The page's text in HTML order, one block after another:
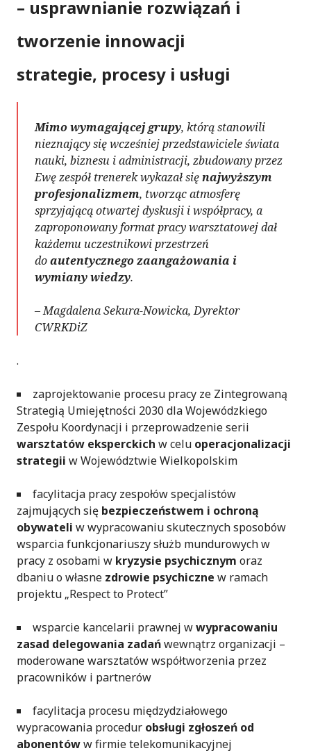
– usprawnianie rozwiązań i
tworzenie innowacji
strategie, procesy i usługi
Mimo wymagającej grupy, którą stanowili
nieznający się wcześniej przedstawiciele świata
nauki, biznesu i administracji, zbudowany przez
Ewę zespół trenerek wykazał sięnajwyższym
profesjonalizmem, tworząc atmosferę
sprzyjającą otwartej dyskusji i współpracy, a
zaproponowany format pracy warsztatowej dał
każdemu uczestnikowi przestrzeń
doautentycznego zaangażowania i
wymianywiedzy.
– Magdalena Sekura-Nowicka, Dyrektor
CWRKDiZ
.
zaprojektowanie procesu pracy ze Zintegrowaną
Strategią Umiejętności 2030 dla Wojewódzkiego
Zespołu Koordynacji i przeprowadzenie serii
warsztatów eksperckich w celu operacjonalizacji
strategii w Województwie Wielkopolskim
facylitacja pracy zespołów specjalistów
zajmujących się bezpieczeństwem i ochroną
obywateli w wypracowaniu skutecznych sposobów
wsparcia funkcjonariuszy służb mundurowych w
pracy z osobami w kryzysie psychicznym oraz
dbaniu o własne zdrowie psychiczne w ramach
projektu „Respect to Protect”
wsparcie kancelarii prawnej wwypracowaniu
zasad delegowania zadańwewnątrz organizacji –
moderowane warsztatów współtworzenia przez
pracowników i partnerów
facylitacja procesu międzydziałowego
wypracowania procedur obsługi zgłoszeń od
abonentóww firmie telekomunikacyjnej